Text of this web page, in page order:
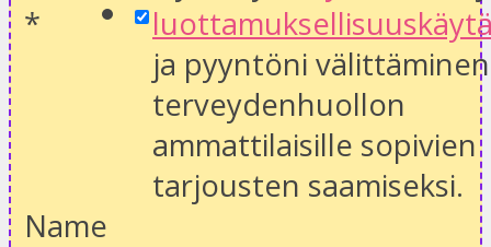
*
ja pyyntöni välittäminen
terveydenhuollon
ammattilaisille sopivien
tarjousten saamiseksi.
Name